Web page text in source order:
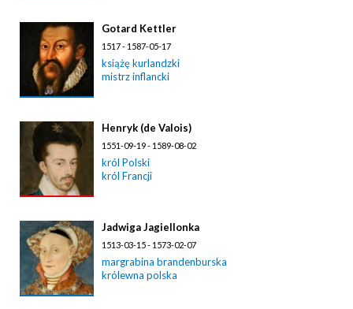
Gotard Kettler
1517 - 1587-05-17
książę kurlandzki
mistrz inflancki
Henryk (de Valois)
1551-09-19 - 1589-08-02
król Polski
król Francji
Jadwiga Jagiellonka
1513-03-15 - 1573-02-07
margrabina brandenburska
królewna polska